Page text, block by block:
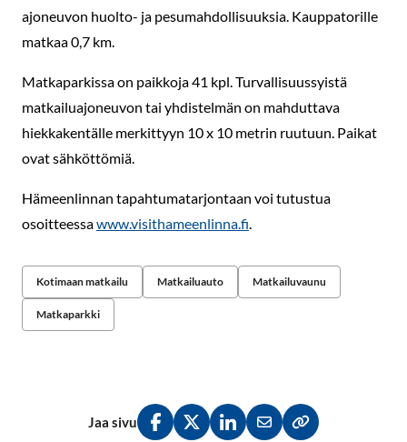
ajoneuvon huolto- ja pesumahdollisuuksia. Kauppatorille
matkaa 0,7 km.
Matkaparkissa on paikkoja 41 kpl. Turvallisuussyistä
matkailuajoneuvon tai yhdistelmän on mahduttava
hiekkakentälle merkittyyn 10 x 10 metrin ruutuun. Paikat
ovat sähköttömiä.
Hämeenlinnan tapahtumatarjontaan voi tutustua
osoitteessawww.visithameenlinna.fi.
Kotimaan matkailu Matkailuauto Matkailuvaunu
Matkaparkki
Jaa sivu
Jaa Facebookissa
Jaa Twitterissä
Jaa LinkedInissä
Jaa sähköpostitse
Kopioi linkki